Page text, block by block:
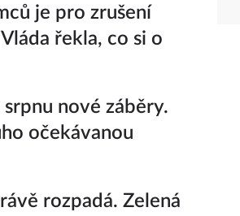
je pro zrušení
řekla, co si o
nové záběry.
očekávanou
rozpadá. Zelená